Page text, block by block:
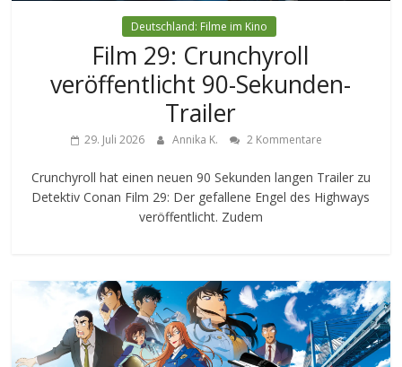
Deutschland: Filme im Kino
Film 29: Crunchyroll
veröffentlicht 90-Sekunden-
Trailer
29. Juli 2026 Annika K. 2 Kommentare
Crunchyroll hat einen neuen 90 Sekunden langen Trailer zu
Detektiv Conan Film 29: Der gefallene Engel des Highways
veröffentlicht. Zudem